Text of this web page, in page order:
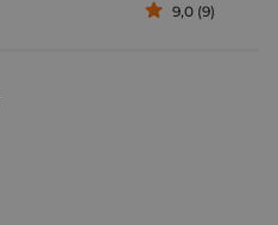
9,0 (9)